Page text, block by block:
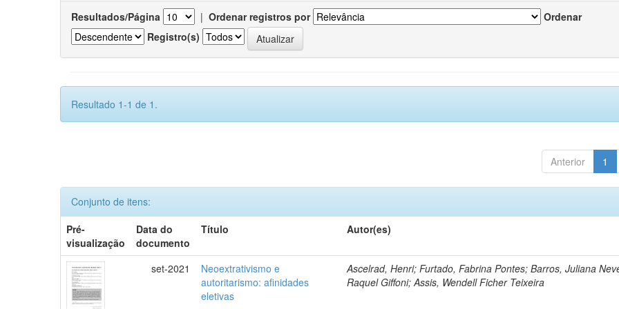
Resultados/Página | Ordenar registros por
Ordenar
Registro(s)
Resultado 1-1 de 1.
Anterior 1
Conjunto de itens:
Pré-
visualização
Data do
documento
Título Autor(es)
set-2021
Neoextrativismo e
autoritarismo: afinidades
eletivas
Ascelrad, Henri; Furtado, Fabrina Pontes; Barros, Juliana
Raquel Giffoni; Assis, Wendell Ficher Teixeira